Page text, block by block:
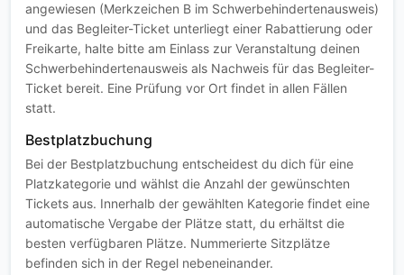
angewiesen (Merkzeichen B im Schwerbehindertenausweis)
und das Begleiter-Ticket unterliegt einer Rabattierung oder
Freikarte, halte bitte am Einlass zur Veranstaltung deinen
Schwerbehindertenausweis als Nachweis für das Begleiter-
Ticket bereit. Eine Prüfung vor Ort findet in allen Fällen
statt.
Bestplatzbuchung
Bei der Bestplatzbuchung entscheidest du dich für eine
Platzkategorie und wählst die Anzahl der gewünschten
Tickets aus. Innerhalb der gewählten Kategorie findet eine
automatische Vergabe der Plätze statt, du erhältst die
besten verfügbaren Plätze. Nummerierte Sitzplätze
befinden sich in der Regel nebeneinander.